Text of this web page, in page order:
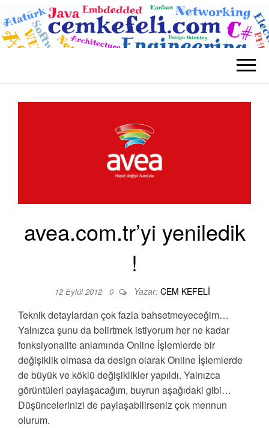
BLOG CEM
KEFELI
Teknolojik
avea.com.tr’yi yeniledik
!
12 Eylül 2012 0 Yazar: CEM KEFELI
Teknik detaylardan çok fazla bahsetmeyeceğim…
Yalnızca şunu da belirtmek istiyorum her ne kadar
fonksiyonalite anlamında Online İşlemlerde bir
değişiklik olmasa da design olarak Online İşlemlerde
de büyük ve köklü değişiklikler yapıldı. Yalnızca
görüntüleri paylaşacağım, buyrun aşağıdaki gibi…
Düşüncelerinizi de paylaşabilirseniz çok mennun
olurum.